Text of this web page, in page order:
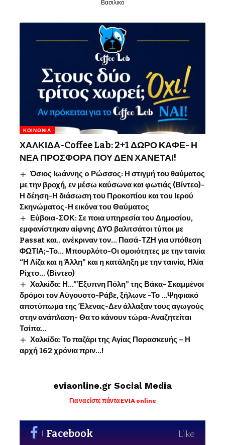
Βασιλικό
ΚΟΙΝΩΝΊΑ
ΧΑΛΚΙΔΑ-Coffee Lab: 2+1 ΔΩΡΟ ΚΑΦΕ- Η
ΝΕΑ ΠΡΟΣΦΟΡΑ ΠΟΥ ΔΕΝ ΧΑΝΕΤΑΙ!
Όσιος Ιωάννης o Ρώσσος: Η στιγμή του θαύματος
με την βροχή, εν μέσω καύσωνα και φωτιάς (Βίντεο)-
Η δέηση-Η διάσωση του Προκοπίου και του Ιερού
Σκηνώματος-Η εικόνα του Θαύματος
Εύβοια-ΣΟΚ: Σε ποια υπηρεσία του Δημοσίου,
εμφανίστηκαν αίφνης ΔΥΟ βαλιτσάτοι τύποι με
Passat και.. ανέκριναν τον… Πασά-ΤΖΗ για υπόθεση
ΦΩΤΙΑ;-Το… Μπουρλότο-Οι ομοιότητες με την ταινία
“Η Λίζα και η Άλλη” και η κατάληξη με την ταινία, Ηλία
Ρίχτο… (Βίντεο)
Χαλκίδα: Η…”Έξυπνη Πόλη” της Βάκα- Σκαμμένοι
δρόμοι τον Αύγουστο-Ράβε, ξήλωνε -Το …Ψηφιακό
αποτύπωμα της Έλενας-Δεν άλλαξαν τους αγωγούς
στην ανάπλαση- Θα το κάνουν τώρα-Αναζητείται
Τσίπα…
Χαλκίδα: Το παζάρι της Αγίας Παρασκευής – Η
αρχή 162 χρόνια πριν…!
eviaonline.gr Social Media
Για να είστε πάντα EVIA online
Facebook Like